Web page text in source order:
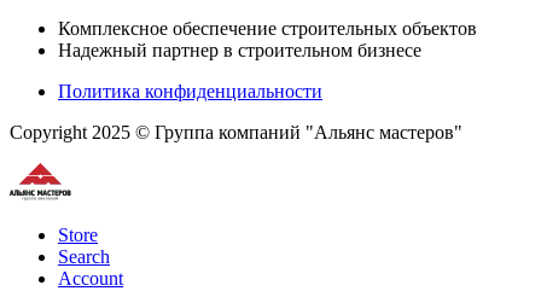
Комплексное обеспечение строительных объектов
Надежный партнер в строительном бизнесе
Политика конфиденциальности
Copyright 2025 © Группа компаний "Альянс мастеров"
Store
Search
Account